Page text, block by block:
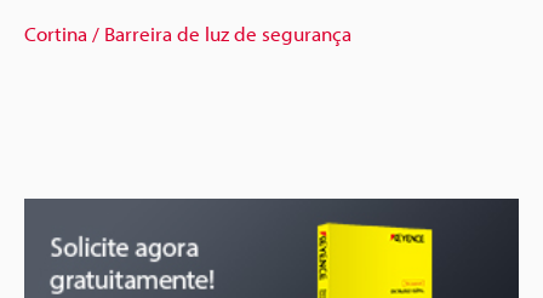
Cortina / Barreira de luz de segurança